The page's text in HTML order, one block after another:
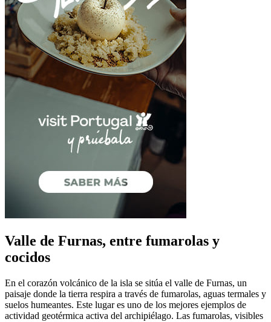
Valle de Furnas, entre fumarolas y
cocidos
En el corazón volcánico de la isla se sitúa el valle de Furnas, un
paisaje donde la tierra respira a través de fumarolas, aguas termales y
suelos humeantes. Este lugar es uno de los mejores ejemplos de
actividad geotérmica activa del archipiélago. Las fumarolas, visibles